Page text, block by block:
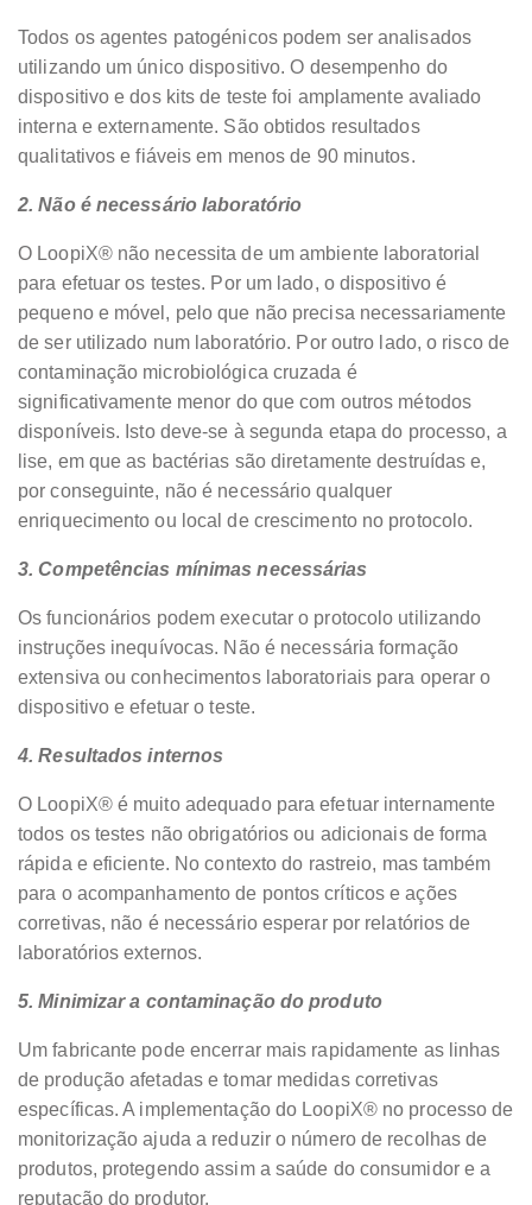
Todos os agentes patogénicos podem ser analisados
utilizando um único dispositivo. O desempenho do
dispositivo e dos kits de teste foi amplamente avaliado
interna e externamente. São obtidos resultados
qualitativos e fiáveis em menos de 90 minutos.
2. Não é necessário laboratório
O LoopiX® não necessita de um ambiente laboratorial
para efetuar os testes. Por um lado, o dispositivo é
pequeno e móvel, pelo que não precisa necessariamente
de ser utilizado num laboratório. Por outro lado, o risco de
contaminação microbiológica cruzada é
significativamente menor do que com outros métodos
disponíveis. Isto deve-se à segunda etapa do processo, a
lise, em que as bactérias são diretamente destruídas e,
por conseguinte, não é necessário qualquer
enriquecimento ou local de crescimento no protocolo.
3. Competências mínimas necessárias
Os funcionários podem executar o protocolo utilizando
instruções inequívocas. Não é necessária formação
extensiva ou conhecimentos laboratoriais para operar o
dispositivo e efetuar o teste.
4. Resultados internos
O LoopiX® é muito adequado para efetuar internamente
todos os testes não obrigatórios ou adicionais de forma
rápida e eficiente. No contexto do rastreio, mas também
para o acompanhamento de pontos críticos e ações
corretivas, não é necessário esperar por relatórios de
laboratórios externos.
5. Minimizar a contaminação do produto
Um fabricante pode encerrar mais rapidamente as linhas
de produção afetadas e tomar medidas corretivas
específicas. A implementação do LoopiX® no processo de
monitorização ajuda a reduzir o número de recolhas de
produtos, protegendo assim a saúde do consumidor e a
reputação do produtor.